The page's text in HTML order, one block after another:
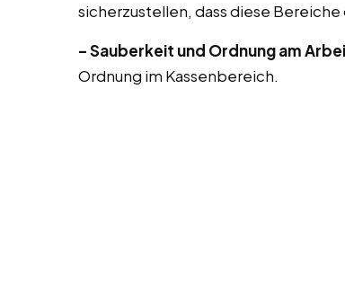
sicherzustellen, dass diese
– Sauberkeit und Ordnung am
Ordnung im Kassenbereich.